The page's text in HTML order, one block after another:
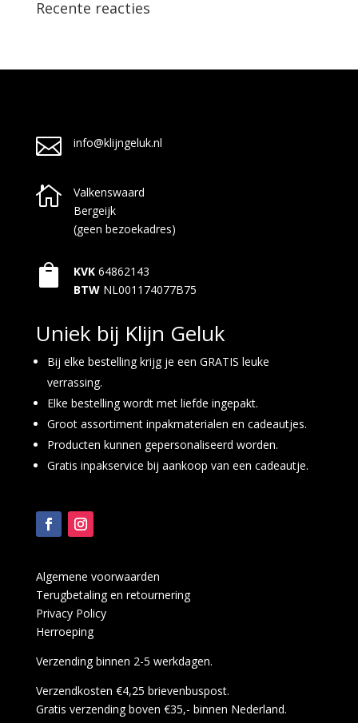
Recente reacties
 info@klijngeluk.nl

Valkenswaard
Bergeijk
(geen bezoekadres)
 KVK 64862143
BTW NL001174077B75
Uniek bij Klijn Geluk
Bij elke bestelling krijg je een GRATIS leuke
verrassing.
Elke bestelling wordt met liefde ingepakt.
Groot assortiment inpakmaterialen en cadeautjes.
Producten kunnen gepersonaliseerd worden.
Gratis inpakservice bij aankoop van een cadeautje.
Algemene voorwaarden
Terugbetaling en retournering
Privacy Policy
Herroeping
Verzending binnen 2-5 werkdagen.
Verzendkosten €4,25 brievenbuspost.
Gratis verzending boven €35,- binnen Nederland.